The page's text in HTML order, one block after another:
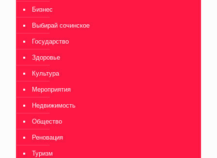
Бизнес
Выбирай сочинское
Государство
Здоровье
Культура
Мероприятия
Недвижимость
Общество
Реновация
Туризм